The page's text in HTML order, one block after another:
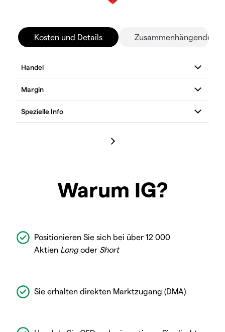
Kosten und Details Zusammenhängende
Warum IG?
Positionieren Sie sich bei über 12 000
Aktien Longoder Short
Sie erhalten direkten Marktzugang (DMA)